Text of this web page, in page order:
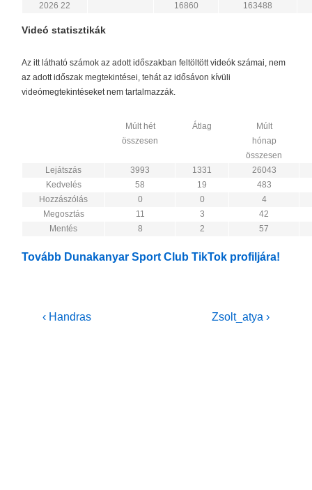
2026 22
16860 163488
Videó statisztikák
Az itt látható számok az adott időszakban feltöltött videók számai, nem
az adott időszak megtekintései, tehát az idősávon kívüli
videómegtekintéseket nem tartalmazzák.
Múlt hét
összesen
Átlag
Múlt
hónap
összesen
Lejátszás
3993 1331
26043
Kedvelés
58 19
483
Hozzászólás
0 0
4
Megosztás
11 3
42
Mentés
8 2 57
Tovább Dunakanyar Sport Club TikTok profiljára!
Bejegyzés
Previous
‹ Handras
Next
Zsolt_atya ›